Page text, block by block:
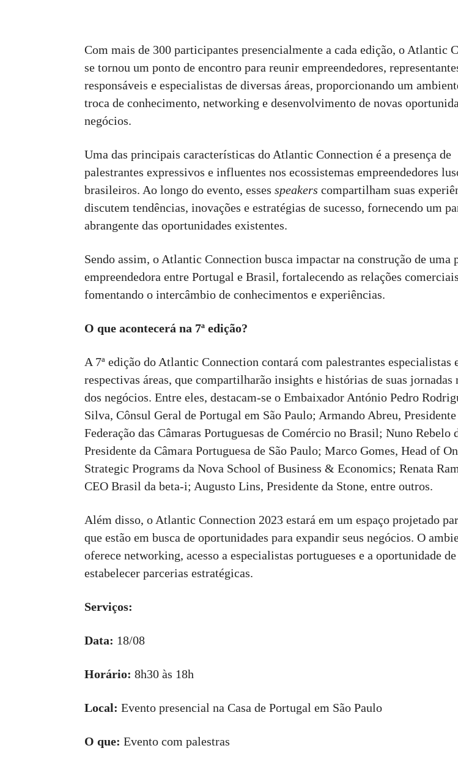
Com mais de 300 participantes presencialmente a cada edição, o Atlantic
se tornou um ponto de encontro para reunir empreendedores,
responsáveis ​​e especialistas de diversas áreas, proporcionando um
troca de conhecimento, networking e desenvolvimento de novas
negócios.
Uma das principais características do Atlantic Connection é a presença de
palestrantes expressivos e influentes nos ecossistemas empreendedores
brasileiros. Ao longo do evento, esses speakers compartilham suas
discutem tendências, inovações e estratégias de sucesso, fornecendo um
abrangente das oportunidades existentes.
Sendo assim, o Atlantic Connection busca impactar na construção de uma
empreendedora entre Portugal e Brasil, fortalecendo as relações
fomentando o intercâmbio de conhecimentos e experiências.
O que acontecerá na 7ª edição?
A 7ª edição do Atlantic Connection contará com palestrantes especialistas
respectivas áreas, que compartilharão insights e histórias de suas jornadas
dos negócios. Entre eles, destacam-se o Embaixador António Pedro
Silva, Cônsul Geral de Portugal em São Paulo; Armando Abreu, Presidente
Federação das Câmaras Portuguesas de Comércio no Brasil; Nuno Rebelo
Presidente da Câmara Portuguesa de São Paulo; Marco Gomes, Head of
Strategic Programs da Nova School of Business & Economics; Renata
CEO Brasil da beta-i; Augusto Lins, Presidente da Stone, entre outros.
Além disso, o Atlantic Connection 2023 estará em um espaço projetado
que estão em busca de oportunidades para expandir seus negócios. O
oferece networking, acesso a especialistas portugueses e a oportunidade de
estabelecer parcerias estratégicas.
Serviços:
Data: 18/08
Horário: 8h30 às 18h
Local: Evento presencial na Casa de Portugal em São Paulo
O que: Evento com palestras